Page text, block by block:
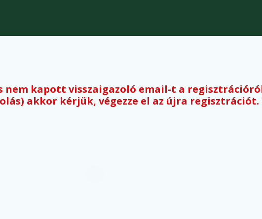
kapott visszaigazoló email-t a regisztrációról
akkor kérjük, végezze el az újra regisztrációt.